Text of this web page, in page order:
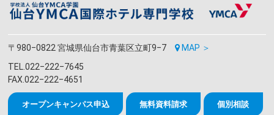
〒980‒0822 宮城県仙台市青葉区立町9‒7
MAP ＞
TEL.022‒222‒7645
FAX.022‒222‒4651
オープンキャンパス申込 無料資料請求 個別相談